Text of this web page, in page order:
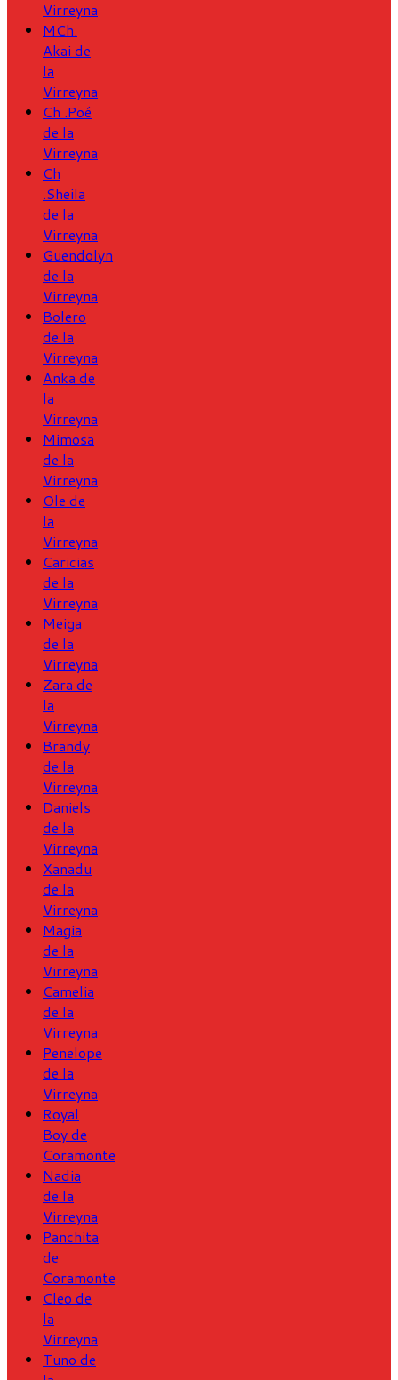
Virreyna
MCh.
Akai de
la
Virreyna
Ch .Poé
de la
Virreyna
Ch
.Sheila
de la
Virreyna
Guendolyn
de la
Virreyna
Bolero
de la
Virreyna
Anka de
la
Virreyna
Mimosa
de la
Virreyna
Ole de
la
Virreyna
Caricias
de la
Virreyna
Meiga
de la
Virreyna
Zara de
la
Virreyna
Brandy
de la
Virreyna
Daniels
de la
Virreyna
Xanadu
de la
Virreyna
Magia
de la
Virreyna
Camelia
de la
Virreyna
Penelope
de la
Virreyna
Royal
Boy de
Coramonte
Nadia
de la
Virreyna
Panchita
de
Coramonte
Cleo de
la
Virreyna
Tuno de